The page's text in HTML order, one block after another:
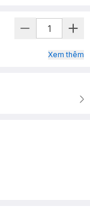
Xem thêm